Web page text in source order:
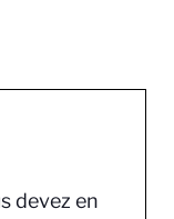
devez en